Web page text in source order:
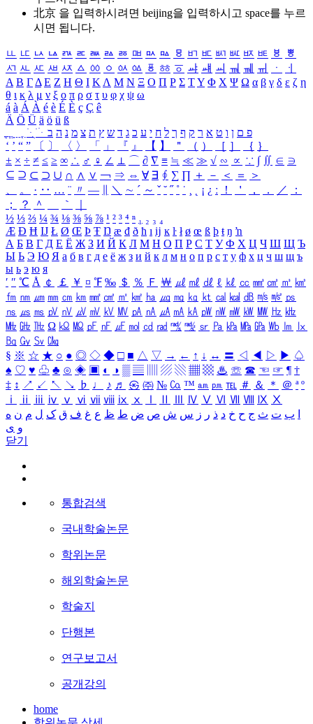
北京 을 입력하시려면 beijing을 입력하시고 space를 누르
시면 됩니다.
ㅥ ㅦ ㅧ ㅨ ㅩ ㅪ ㅫ ㅬ ㅭ ㅮ ㅯ ㅰ ㅱ ㅲ ㅳ ㅴ ㅵ ㅶ ㅷ ㅸ
ㅹ
ㅺ ㅻ ㅼ ㅽ ㅾ ㅿ ㆀ ㆁ ㆂ ㆃ ㆄ ㆅ ㆆ ㆇ ㆈ ㆉ ㆊ ㆋ ㆌ ㆍ
ㆎ
Α Β ΓΔ Ε Ζ Η Θ Ι ΚΛ Μ Ν Ξ Ο Π Ρ Σ ΤΥ Φ Χ Ψ Ω α β γ δ ε ζ η
θ ι κ λ μ ν ξ ο π ρ σ τ υ φ χ ψ ω
á à Á À é è É È ç Ç ê
Ä Ö Ü ä ö ü ß
ִֶֹ ֻּ ׁׂ פ ם ן ו ט א ר ק ף ך ל ח י ע כ ג ד ש ץ ת צ מ נ ה ב
‘ ’ “ ” 〔 〕 〈 〉 「 」 『 』 【 】 ＂ （ ） ［ ］ ｛ ｝
± × ÷ ≠ ≤ ≥ ∞ ∴ ♂ ♀ ∠ ⊥ ⌒ ∂ ∇ ≡ ≒ ≪ ≫ √ ∽ ∝ ∵ ∫ ∬ ∈ ∋
⊆ ⊇ ⊂ ⊃ ∪ ∩ ∧ ∨ ￢ ⇒ ⇔ ∀ ∃ ∮ ∑ ∏ ＋ － ＜ ＝
＞
、
。 · ‥ … ¨ 〃 ― ＼ ∼ ´ ～ ˇ ˘ ˝ ˚ ˙ ¸ ¡ ¿ ː ！ ＇ ， ． ／
：
；
？ ＾ ｀
½ ⅓ ⅔ ¼ ¾ ⅛ ⅜ ⅝ ⅞ ¹ ² ³ ⁴ ⁿ ₁ ₂ ₃ ₄
Æ Ð Ħ Ĳ Ł Ø Œ Þ Ŧ Ŋ æ đ ð ħ ı ĳ ĸ ŀ ł ø œ ß þ ŧ ŋ ŉ
А Б В Г Д Е Ё Ж З И Й К Л М Н О П Р С Т У Ф Х Ц Ч Ш Щ Ъ
Ы Ь Э Ю Я а б в г д е ё ж з и й к л м н о п р с т у ф х ц ч ш щ ъ
ы ь э ю я
′ ″ ℃ Å ￠ ￡ ￥ ¤ ℉ ‰ ＄ ％ Ｆ ￦ ㎕ ㎖ ㎗ ℓ ㎘ ㏄ ㎣ ㎤ ㎥ ㎦
㎙ ㎚ ㎛ ㎜ ㎝ ㎞ ㎟ ㎠ ㎡ ㎢ ㏊ ㎍ ㎎ ㎏ ㏏ ㎈ ㎉ ㏈ ㎧ ㎨ ㎰
㎱ ㎲ ㎳ ㎴ ㎵ ㎶ ㎷ ㎸ ㎹ ㎀ ㎁ ㎂ ㎃ ㎄ ㎺ ㎻ ㎽ ㎾ ㎿ ㎐ ㎑
㎒ ㎓ ㎔ Ω ㏀ ㏁ ㎊ ㎋ ㎌ ㏖ ㏅ ㎭ ㎮ ㎯ ㏛ ㎩ ㎪ ㎫ ㎬ ㏝ ㏐
㏓
㏃ ㏉ ㏜ ㏆
§ ※ ☆ ★ ○ ● ◎ ◇ ◆ □ ■ △ ▽ → ← ↑ ↓ ↔ 〓 ◁ ◀ ▷ ▶ ♤
♠ ♡ ♥ ♧ ♣ ⊙ ◈ ▣ ◐ ◑ ▒ ▤ ▨ ▧ ▦ ▩ ♨ ☏ ☎ ☜ ☞ ¶ †
‡ ↕ ↗ ↙ ↖ ↘ ♭ ♩ ♪ ♬ ㉿ ㈜ № ㏇ ™ ㏂ ㏘ ℡ ＃ ＆ ＊ ＠ ª º
ⅰ
ⅱ ⅲ ⅳ ⅴ ⅵ ⅶ ⅷ ⅸ ⅹ Ⅳ Ⅴ Ⅵ Ⅶ Ⅷ Ⅸ Ⅹ
ب ت ث ج ح خ د ذ ر ز س ش ص ض ط ظ ع غ ف ق ک ل م ن ه
و ی
닫기
통합검색
국내학술논문
학위논문
해외학술논문
학술지
단행본
연구보고서
공개강의
home